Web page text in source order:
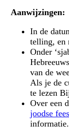
Aanwijzingen:
In de
telling, en
Onder
van de
Als je de
te lezen
Over een
joodse
informatie.